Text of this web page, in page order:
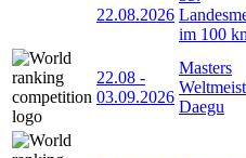
22.08.2026
im 100
22.08 -
03.09.2026
Masters
Daegu